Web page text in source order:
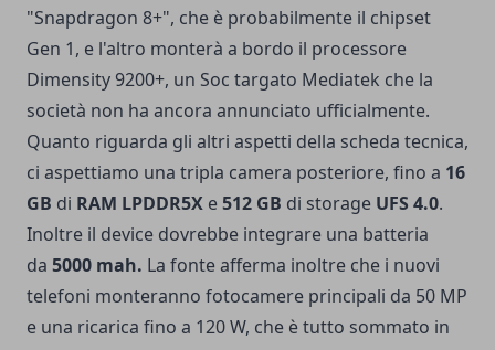
"Snapdragon 8+", che è probabilmente il chipset
Gen 1, e l'altro monterà a bordo il processore
Dimensity 9200+, un Soc targato Mediatek che la
società non ha ancora annunciato ufficialmente.
Quanto riguarda gli altri aspetti della scheda tecnica,
ci aspettiamo una tripla camera posteriore, fino a 16
GB di RAM LPDDR5X e512 GB di storage UFS 4.0.
Inoltre il device dovrebbe integrare una batteria
da 5000 mah. La fonte afferma inoltre che i nuovi
telefoni monteranno fotocamere principali da 50 MP
e una ricarica fino a 120 W, che è tutto sommato in